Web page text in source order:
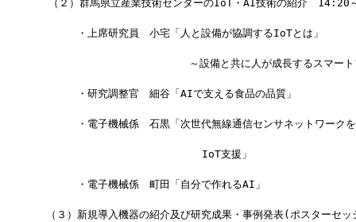
（２）群馬県立産業技術センターのIoT・AI技術の紹介　14:20
・上席研究員　小宅「人と設備が協調するIoTとは」
～設備と共に人が成長するスマートファ
・研究調整官　細谷「AIで支える食品の品質」
・電子機械係　石黒「次世代無線通信センサネットワークを
IoT支援」
・電子機械係　町田「自分で作れるAI」
（３）新規導入機器の紹介及び研究成果・事例発表(ポスターセ